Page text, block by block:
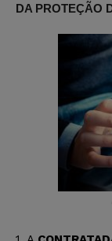
DA PROTEÇÃO